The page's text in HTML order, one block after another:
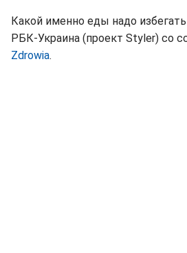
Какой именно еды надо
РБК-Украина (проект Styler) со
Zdrowia.